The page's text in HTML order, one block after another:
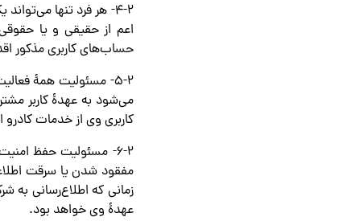
۴-۲- هر فرد تنها
اعم از حقیقی و یا
حساب‌های کاربری مذکور
۵-۲- مسئولیت همۀ
می‌شود به عهدۀ کاربر
کاربری وی از خدمات
۶-۲- مسئولیت حفظ
مفقود شدن یا سرقت
زمانی که اطلاع‌رسانی
عهدۀ وی خواهد بود.